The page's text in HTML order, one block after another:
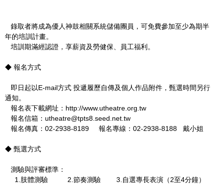
錄取者將成為優人神鼓相關系統儲備團員，可免費參加至少為期半
年的培訓計畫。
培訓期滿經認證，享薪資及勞健保、員工福利。
◆ 報名方式
即日起以E-mail方式 投遞履歷自傳及個人作品附件，甄選時間另行
通知。
報名表下載網址：http://www.utheatre.org.tw
報名信箱：utheatre@tpts8.seed.net.tw
報名傳真：02-2938-8189 報名專線：02-2938-8188 戴小姐
◆ 甄選方式
測驗與評審標準：
1.肢體測驗 2.節奏測驗 3.自選專長表演（2至4分鐘）